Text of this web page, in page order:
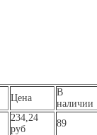
Цена
В
наличии
234,24
руб
89